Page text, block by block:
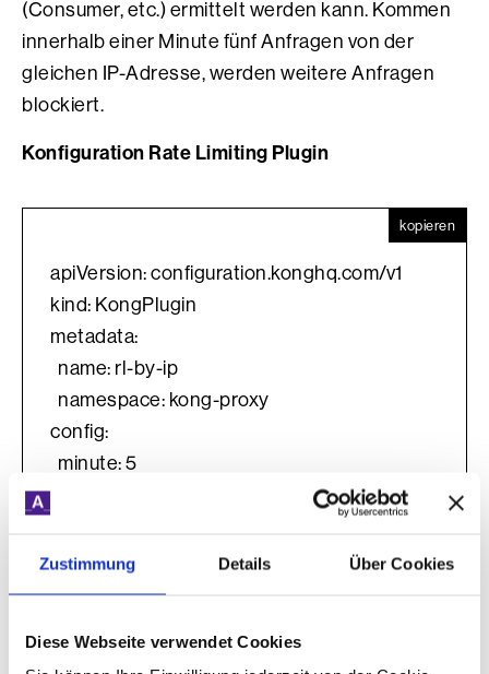
Zustimmung Details Über Cookies
Diese Webseite verwendet Cookies
(Consumer, etc.) ermittelt werden kann. Kommen
innerhalb einer Minute fünf Anfragen von der
gleichen IP-Adresse, werden weitere Anfragen
blockiert.
Konfiguration Rate Limiting Plugin
kopieren
apiVersion: configuration.konghq.com/v1
kind: KongPlugin
metadata:
  name: rl-by-ip
  namespace: kong-proxy
config:
  minute: 5
plugin: rate-limiting